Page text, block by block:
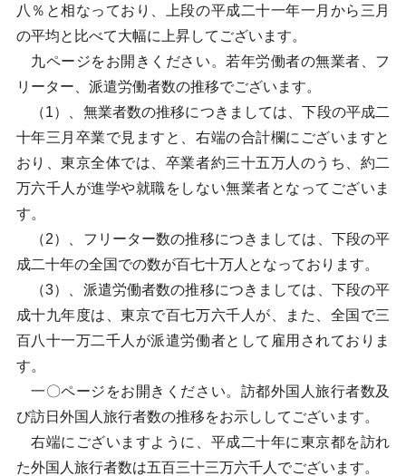
八％と相なっており、上段の平成二十一年一月から三月
の平均と比べて大幅に上昇してございます。
九ページをお開きください。若年労働者の無業者、フ
リーター、派遣労働者数の推移でございます。
（1）、無業者数の推移につきましては、下段の平成二
十年三月卒業で見ますと、右端の合計欄にございますと
おり、東京全体では、卒業者約三十五万人のうち、約二
万六千人が進学や就職をしない無業者となってございま
す。
（2）、フリーター数の推移につきましては、下段の平
成二十年の全国での数が百七十万人となっております。
（3）、派遣労働者数の推移につきましては、下段の平
成十九年度は、東京で百七万六千人が、また、全国で三
百八十一万二千人が派遣労働者として雇用されておりま
す。
一〇ページをお開きください。訪都外国人旅行者数及
び訪日外国人旅行者数の推移をお示ししてございます。
右端にございますように、平成二十年に東京都を訪れ
た外国人旅行者数は五百三十三万六千人でございます。